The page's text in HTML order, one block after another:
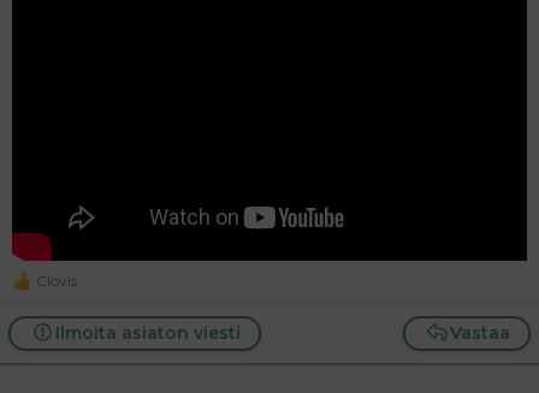
R
a
c
t
Clovis
Vastaa
Ilmoita asiaton viesti